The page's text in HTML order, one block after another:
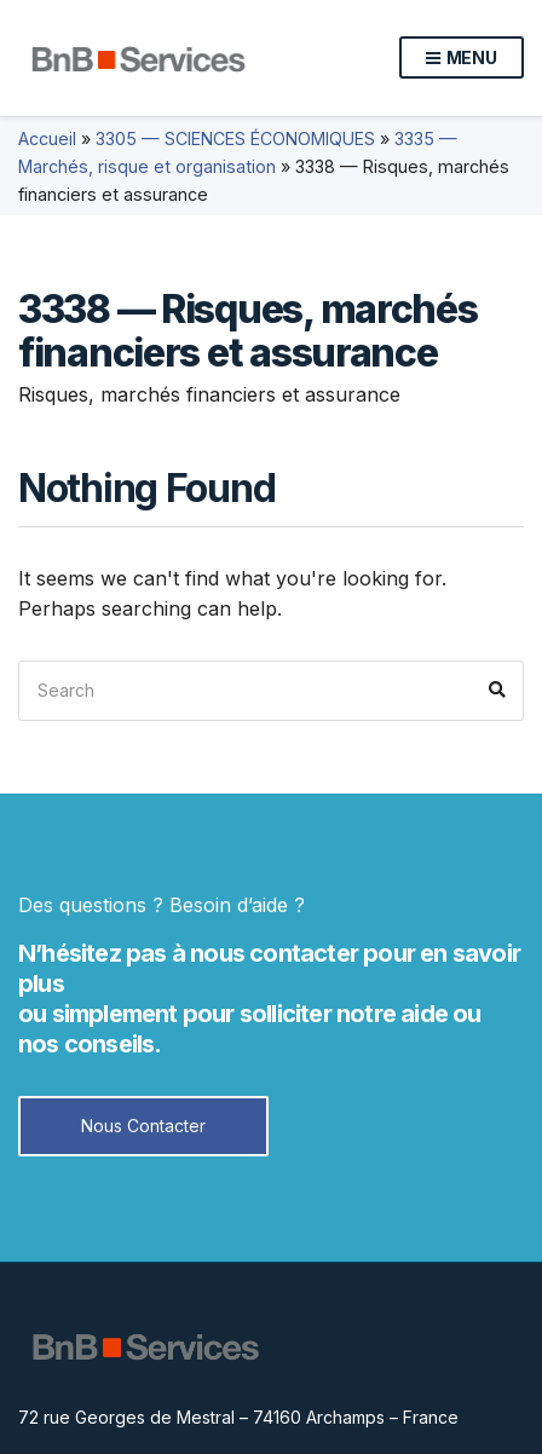
MENU
Accueil » 3305 — SCIENCES ÉCONOMIQUES » 3335 —
Marchés, risque et organisation » 3338 — Risques, marchés
financiers et assurance
3338 — Risques, marchés
financiers et assurance
Risques, marchés financiers et assurance
Nothing Found
It seems we can't find what you're looking for.
Perhaps searching can help.
Search
for:
Des questions ? Besoin d’aide ?
N’hésitez pas à nous contacter pour en savoir
plus
ou simplement pour solliciter notre aide ou
nos conseils.
Nous Contacter
72 rue Georges de Mestral – 74160 Archamps – France